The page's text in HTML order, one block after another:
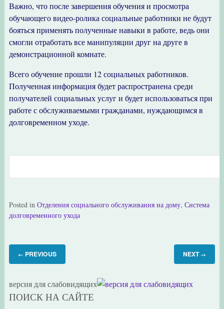
Важно, что после завершения обучения и просмотра
обучающего видео-ролика социальные работники не будут
бояться применять полученные навыки в работе, ведь они
смогли отработать все манипуляции друг на друге в
демонстрационной комнате.
Всего обучение прошли 12 социальных работников.
Полученная информация будет распространена среди
получателей социальных услуг и будет использоваться при
работе с обслуживаемыми гражданами, нуждающимся в
долговременном уходе.
Posted in Отделения социального обслуживания на дому, Система
долговременного ухода
← PREVIOUS NEXT →
версия для слабовидящих
ПОИСК НА САЙТЕ